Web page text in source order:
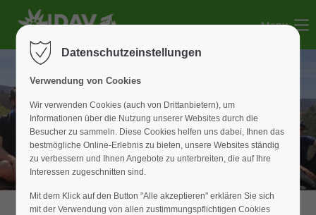
Der Eintrag "offcanvas-col2" existiert leider nicht.
Der Eintrag "offcanvas-col3" existiert leider nicht.
Der Eintrag "offcanvas-col4" existiert leider nicht.
Menu
Datenschutzeinstellungen
Verwendung von Cookies
Wir verwenden Cookies (auch von Drittanbietern), um
Informationen über die Nutzung unserer Websites durch die
Besucher zu sammeln. Diese Cookies helfen uns dabei, Ihnen das
bestmögliche Online-Erlebnis zu bieten, unsere Websites ständig
zu verbessern und Ihnen Angebote zu unterbreiten, die auf Ihre
Interessen zugeschnitten sind.
Mit dem Klick auf den Button "Alle akzeptieren" erklären Sie sich
mit der Verwendung von allen zustimmungspflichtigen Cookies